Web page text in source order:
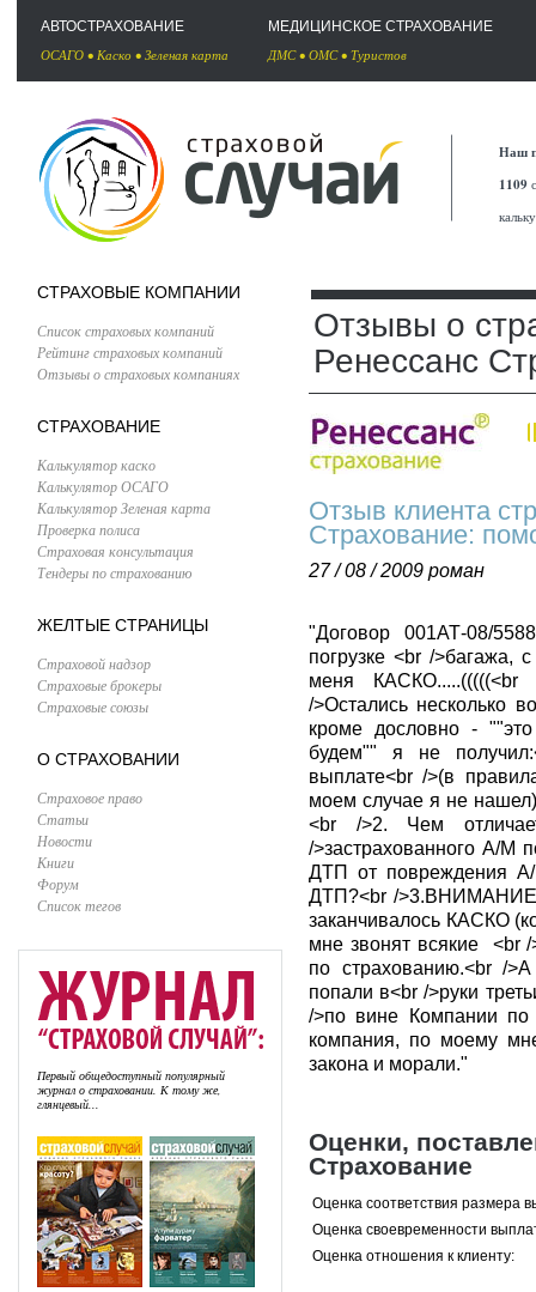
АВТОСТРАХОВАНИЕ
ОСАГО • Каско • Зеленая карта
МЕДИЦИНСКОЕ СТРАХОВАНИЕ
ДМС• ОМС• Туристов
Наш
1109
СТРАХОВЫЕ КОМПАНИИ
Список страховых компаний
Рейтинг страховых компаний
Отзывы о страховых компаниях
СТРАХОВАНИЕ
Калькулятор каско
Калькулятор ОСАГО
Калькулятор Зеленая карта
Проверка полиса
Страховая консультация
Тендеры по страхованию
ЖЕЛТЫЕ СТРАНИЦЫ
Страховой надзор
Страховые брокеры
Страховые союзы
О СТРАХОВАНИИ
Страховое право
Статьи
Новости
Книги
Форум
Список тегов
Первый общедоступный популярный
журнал о страховании. К тому же,
глянцевый...
Отзывы о
Ренессанс
Отзыв клиента
Страхование:
27 / 08 / 2009 роман
"Договор 001АТ-08/
погрузке <br />багажа,
меня
/>Остались несколько
кроме дословно -
будем"" я не
выплате<br />(в
моем случае я не
<br />2. Чем
/>застрахованного А/М
ДТП от повреждения
ДТП?<br /
заканчивалось КАСКО
мне звонят всякие
по страхованию.<br /
попали в<br />руки
/>по вине Компании
компания, по моему
закона и морали."
Оценки,
Страхование
Оценка соответствия размера
Оценка своевременности
Оценка отношения к клиенту: